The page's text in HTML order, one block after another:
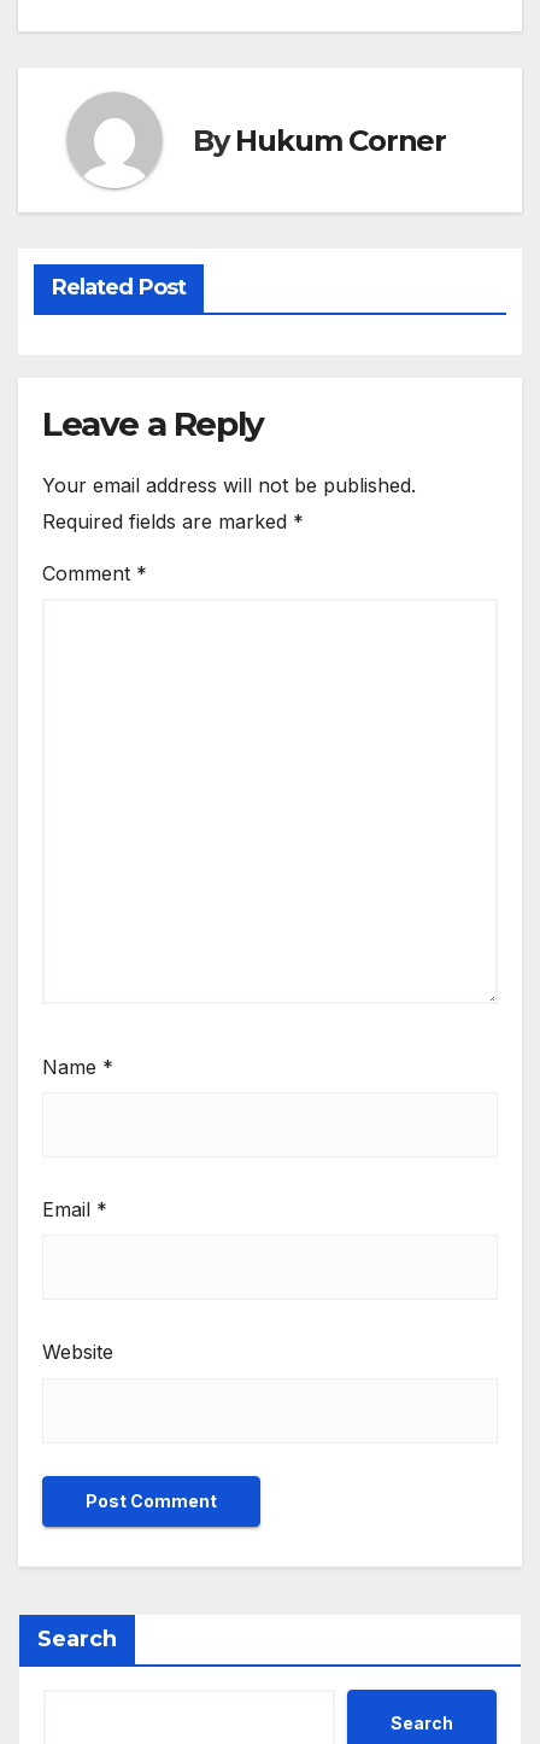
ByHukum Corner
Related Post
Leave a Reply
Your email address will not be published.
Required fields are marked *
Comment *
Name *
Email *
Website
Search
Search